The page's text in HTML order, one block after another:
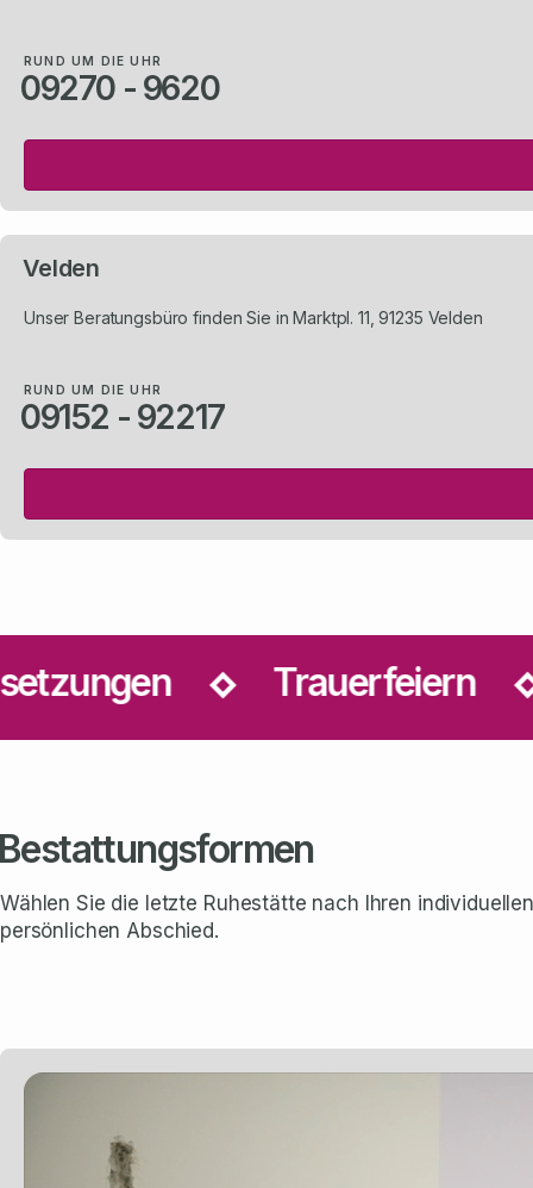
RUND UM DIE UHR
09270 - 9620
Velden
Unser Beratungsbüro finden Sie in Marktpl. 11, 91235 Velden
RUND UM DIE UHR
09152 - 92217
Trauerfeiern
Wählen Sie die letzte Ruhestätte nach Ihren
persönlichen Abschied.